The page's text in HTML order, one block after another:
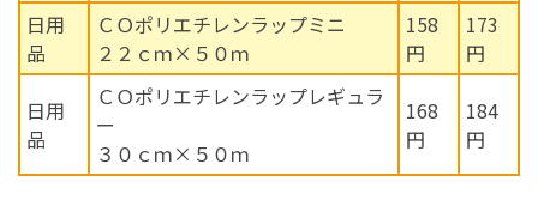
日用
品
ＣＯポリエチレンラップミニ
２２ｃｍ×５０ｍ
158
円
173
円
日用
品
ＣＯポリエチレンラップレギュラ
ー
３０ｃｍ×５０ｍ
168
円
184
円